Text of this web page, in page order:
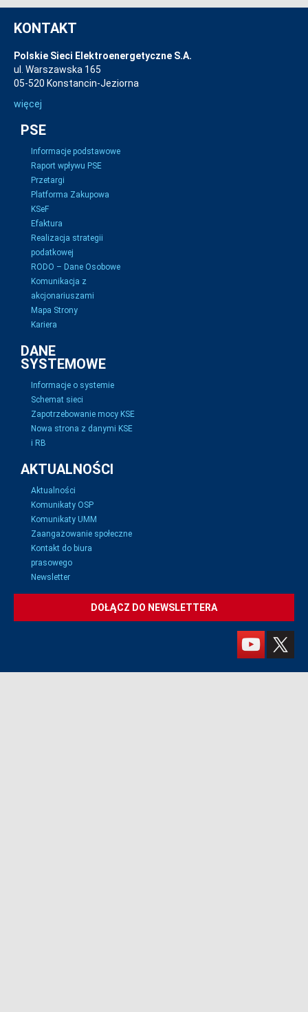
KONTAKT
Polskie Sieci Elektroenergetyczne S.A.
ul. Warszawska 165
05-520 Konstancin-Jeziorna
więcej
PSE
Informacje podstawowe
Raport wpływu PSE
Przetargi
Platforma Zakupowa
KSeF
Efaktura
Realizacja strategii
podatkowej
RODO – Dane Osobowe
Komunikacja z
akcjonariuszami
Mapa Strony
Kariera
DANE
SYSTEMOWE
Informacje o systemie
Schemat sieci
Zapotrzebowanie mocy KSE
Nowa strona z danymi KSE
i RB
AKTUALNOŚCI
Aktualności
Komunikaty OSP
Komunikaty UMM
Zaangażowanie społeczne
Kontakt do biura
prasowego
Newsletter
DOŁĄCZ DO NEWSLETTERA